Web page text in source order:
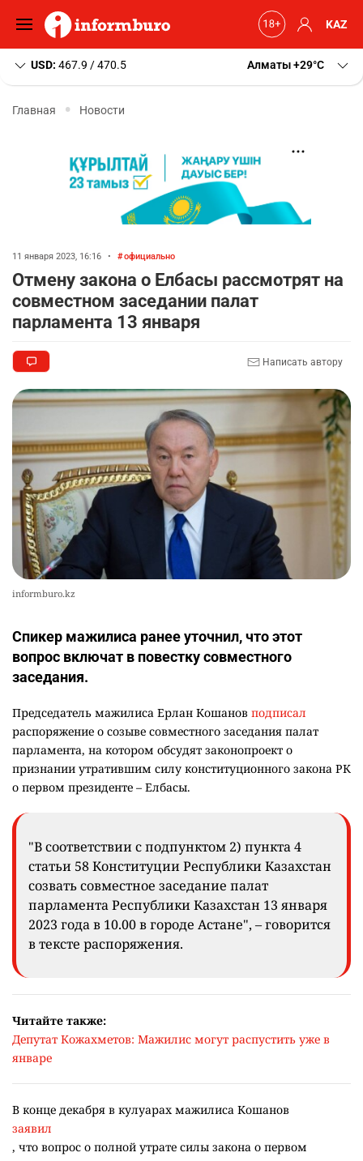
KAZ
USD: 467.9 / 470.5 Алматы+29 C
Главная Новости
11 января 2023, 16:16 • официально
Отмену закона о Елбасы рассмотрят на
совместном заседании палат
парламента 13 января
Написать автору
informburo.kz
Спикер мажилиса ранее уточнил, что этот
вопрос включат в повестку совместного
заседания.
Председатель мажилиса Ерлан Кошанов подписал
распоряжение о созыве совместного заседания палат
парламента, на котором обсудят законопроект о
признании утратившим силу конституционного закона РК
о первом президенте – Елбасы.
"В соответствии с подпунктом 2) пункта 4
статьи 58 Конституции Республики Казахстан
созвать совместное заседание палат
парламента Республики Казахстан 13 января
2023 года в 10.00 в городе Астане", – говорится
в тексте распоряжения.
Читайте также:
Депутат Кожахметов: Мажилис могут распустить уже в
январе
В конце декабря в кулуарах мажилиса Кошанов
заявил
, что вопрос о полной утрате силы закона о первом